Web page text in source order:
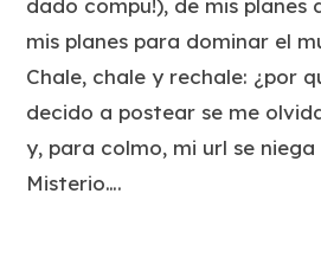
mis planes para dominar el
Chale, chale y rechale: ¿por
decido a postear se me
y, para colmo, mi url se
Misterio….